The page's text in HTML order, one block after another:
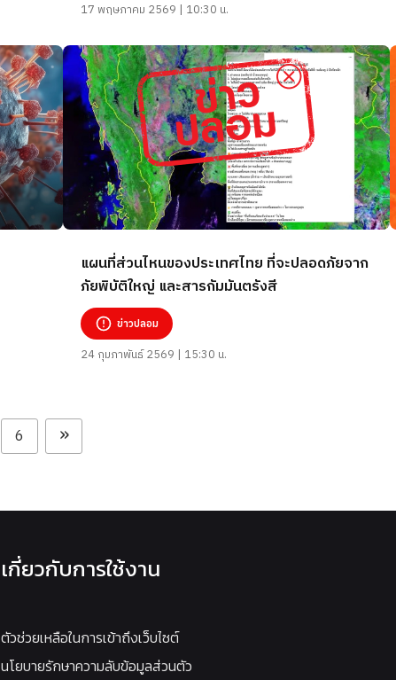
17 พฤษภาคม 2569 | 10:30 น.
แผนที่ส่วนไหนของประเทศไทย ที่จะปลอดภัยจาก
ภัยพิบัติใหญ่ และสารกัมมันตรังสี
ข่าวปลอม
24 กุมภาพันธ์ 2569 | 15:30 น.
6 »
เกี่ยวกับการใช้งาน
ตัวช่วยเหลือในการเข้าถึงเว็บไซต์
นโยบายรักษาความลับข้อมูลส่วนตัว